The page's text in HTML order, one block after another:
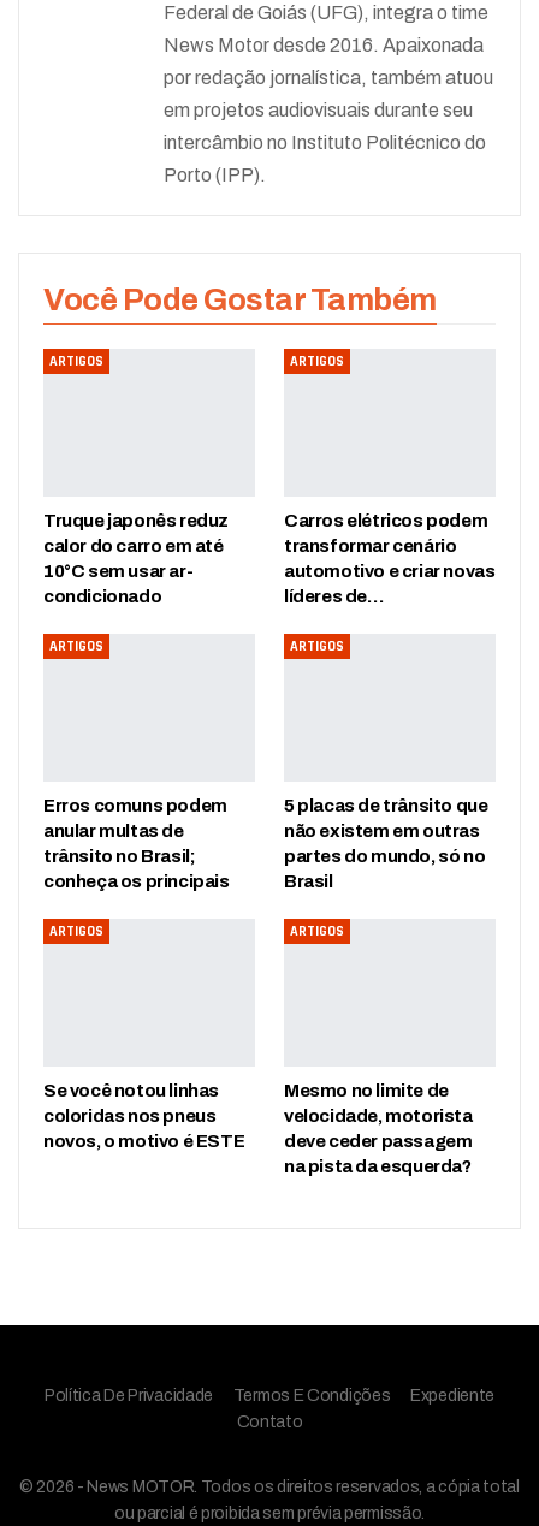
Federal de Goiás (UFG), integra o time
News Motor desde 2016. Apaixonada
por redação jornalística, também atuou
em projetos audiovisuais durante seu
intercâmbio no Instituto Politécnico do
Porto (IPP).
Você Pode Gostar Também
ARTIGOS
Truque japonês reduz
calor do carro em até
10°C sem usar ar-
condicionado
ARTIGOS
Carros elétricos podem
transformar cenário
automotivo e criar novas
líderes de…
ARTIGOS
Erros comuns podem
anular multas de
trânsito no Brasil;
conheça os principais
ARTIGOS
5 placas de trânsito que
não existem em outras
partes do mundo, só no
Brasil
ARTIGOS
Se você notou linhas
coloridas nos pneus
novos, o motivo é ESTE
ARTIGOS
Mesmo no limite de
velocidade, motorista
deve ceder passagem
na pista da esquerda?
Política De Privacidade Termos E Condições
Expediente
Contato
© 2026 - News MOTOR. Todos os direitos reservados, a cópia total
ou parcial é proibida sem prévia permissão.